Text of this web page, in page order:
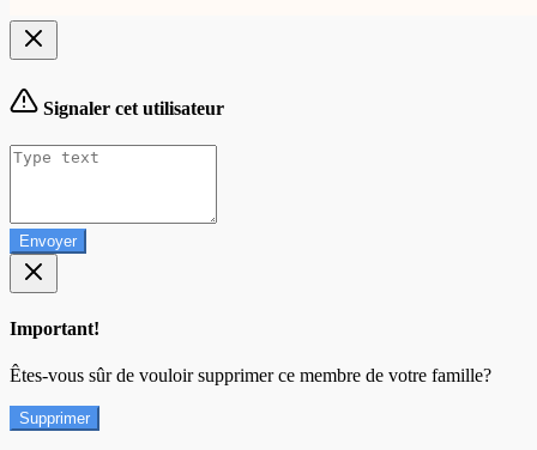
Signaler cet utilisateur
Envoyer
Important!
Êtes-vous sûr de vouloir supprimer ce membre de votre famille?
Supprimer